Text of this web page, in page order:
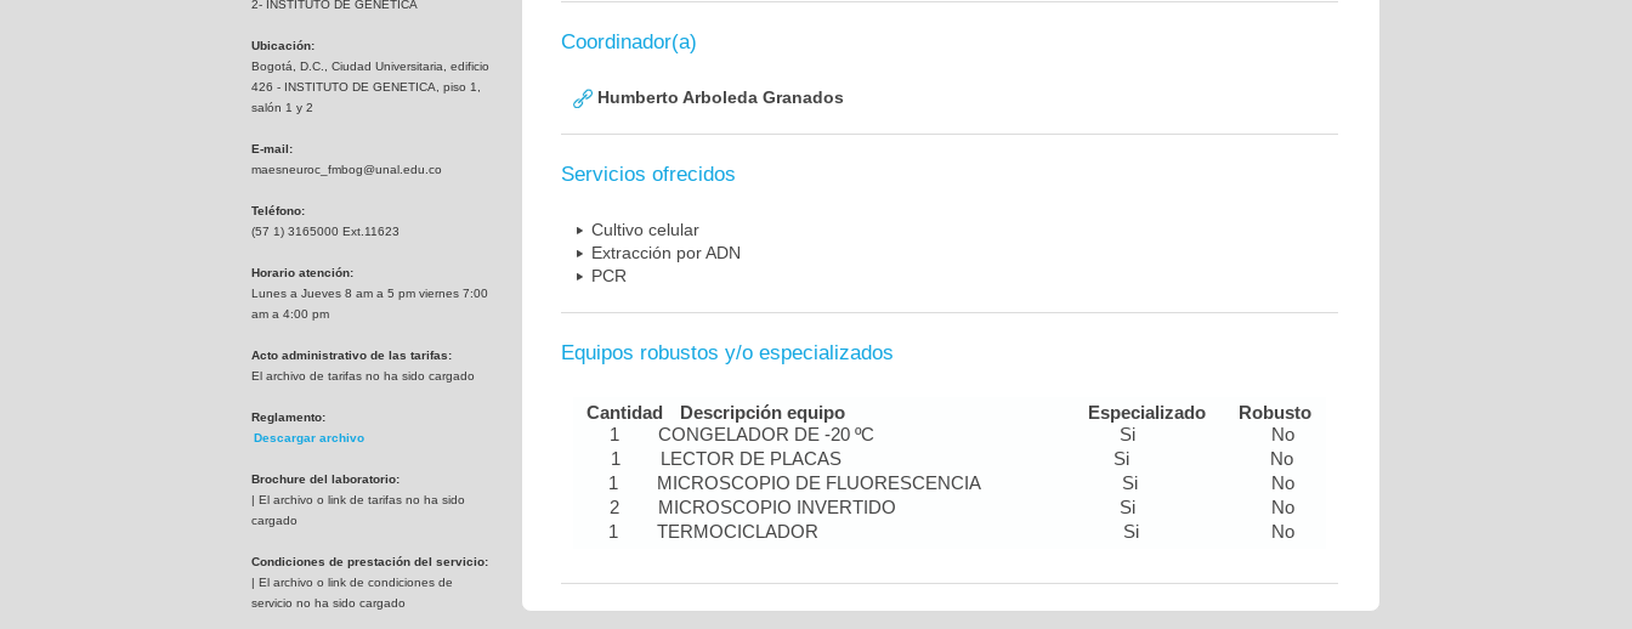
2- INSTITUTO DE GENÉTICA
Ubicación:
Bogotá, D.C., Ciudad Universitaria, edificio
426 - INSTITUTO DE GENETICA, piso 1,
salón 1 y 2
E-mail:
maesneuroc_fmbog@unal.edu.co
Teléfono:
(57 1) 3165000 Ext.11623
Horario atención:
Lunes a Jueves 8 am a 5 pm viernes 7:00
am a 4:00 pm
Acto administrativo de las tarifas:
El archivo de tarifas no ha sido cargado
Reglamento:
Descargar archivo
Brochure del laboratorio:
| El archivo o link de tarifas no ha sido
cargado
Condiciones de prestación del servicio:
| El archivo o link de condiciones de
servicio no ha sido cargado
Coordinador(a)
Humberto Arboleda Granados
Servicios ofrecidos
Cultivo celular
Extracción por ADN
PCR
Equipos robustos y/o especializados
Cantidad Descripción equipo Especializado
Robusto
1
CONGELADOR DE -20 ºC Si
No
1
LECTOR DE PLACAS Si
No
1
MICROSCOPIO DE FLUORESCENCIA Si
No
2
MICROSCOPIO INVERTIDO Si
No
1
TERMOCICLADOR Si No